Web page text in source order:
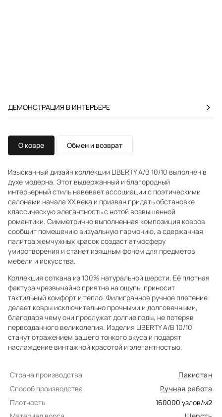
ДЕМОНСТРАЦИЯ В ИНТЕРЬЕРЕ
О ковре Обмен и возврат
Изысканный дизайн коллекции LIBERTY A/B 10/10 выполнен в
духе модерна. Этот выдержанный и благородный
интерьерный стиль навевает ассоциации с поэтическими
салонами начала XX века и призван придать обстановке
классическую элегантность с нотой возвышенной
романтики. Симметрично выполненная композиция ковров
сообщит помещению визуальную гармонию, а сдержанная
палитра жемчужных красок создаст атмосферу
умиротворения и станет изящным фоном для предметов
мебели и искусства.
Коллекция соткана из 100% натуральной шерсти. Её плотная
фактура чрезвычайно приятна на ощупь, приносит
тактильный комфорт и тепло. Филигранное ручное плетение
делает ковры исключительно прочными и долговечными,
благодаря чему они прослужат долгие годы, не потеряв
первозданного великолепия. Изделия LIBERTY A/B 10/10
станут отражением вашего тонкого вкуса и подарят
наслаждение винтажной красотой и элегантностью.
Страна производства
Пакистан
Способ производства
Ручная работа
Плотность
160000 узлов/м2